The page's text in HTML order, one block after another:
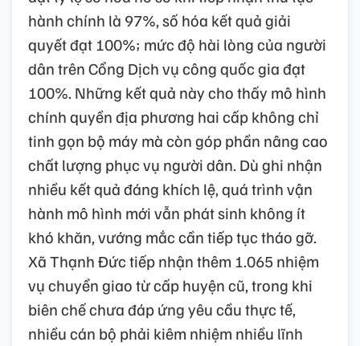
hành chính là 97%, số hóa kết quả giải
quyết đạt 100%; mức độ hài lòng của người
dân trên Cổng Dịch vụ công quốc gia đạt
100%. Những kết quả này cho thấy mô hình
chính quyền địa phương hai cấp không chỉ
tinh gọn bộ máy mà còn góp phần nâng cao
chất lượng phục vụ người dân. Dù ghi nhận
nhiều kết quả đáng khích lệ, quá trình vận
hành mô hình mới vẫn phát sinh không ít
khó khăn, vướng mắc cần tiếp tục tháo gỡ.
Xã Thạnh Đức tiếp nhận thêm 1.065 nhiệm
vụ chuyển giao từ cấp huyện cũ, trong khi
biên chế chưa đáp ứng yêu cầu thực tế,
nhiều cán bộ phải kiêm nhiệm nhiều lĩnh